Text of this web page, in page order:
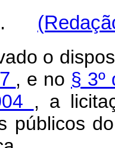
o
, e no § 3º
, a
públicos